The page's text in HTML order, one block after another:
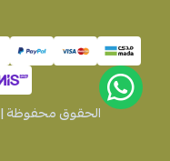
الحقوق محفوظة | 2026